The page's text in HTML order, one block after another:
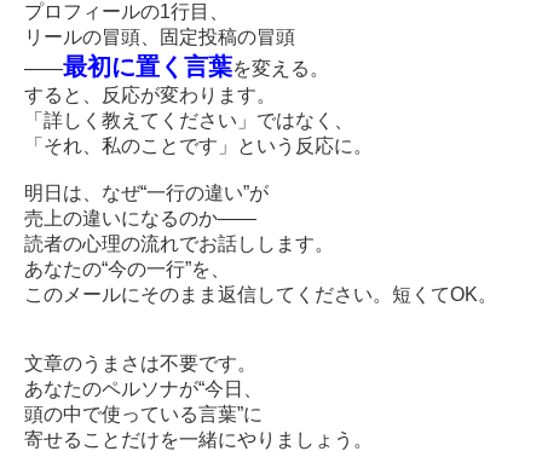
プロフィールの1行目、
リールの冒頭、固定投稿の冒頭
——最初に置く言葉を変える。
すると、反応が変わります。
「詳しく教えてください」ではなく、
「それ、私のことです」という反応に。
明日は、なぜ“一行の違い”が
売上の違いになるのか——
読者の心理の流れでお話しします。
あなたの“今の一行”を、
このメールにそのまま返信してください。短くてOK。
文章のうまさは不要です。
あなたのペルソナが“今日、
頭の中で使っている言葉”に
寄せることだけを一緒にやりましょう。